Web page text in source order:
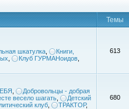
Темы
шкатулка
Книги,
Клуб ГУРМАНоидов
613
Добровольцы - добрая
весело шагать
Детский
клуб ТРАКТОР,
680